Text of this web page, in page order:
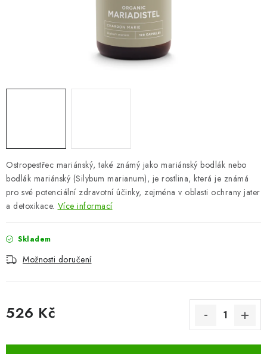
Odborný garant MUDr. Monika Klaudysová
Obchodní podmínky Kontakty
Ostropestřec mariánský, také známý jako mariánský bodlák nebo
bodlák mariánský (Silybum marianum), je rostlina, která je známá
pro své potenciální zdravotní účinky, zejména v oblasti ochrany jater
a detoxikace. Více informací
Skladem
Možnosti doručení
526 Kč